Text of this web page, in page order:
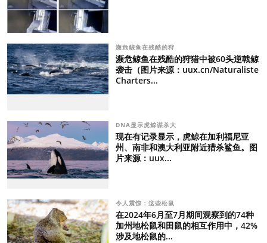
濒危鲸鱼在残酷的狩
濒危鲸鱼在残酷的狩猎中被60头逆戟鲸
袭击（图片来源：uux.cn/Naturaliste
Charters...
DNA显示虎鲸谋杀大
现在有记录显示，虎鲸在加利福尼亚
州、南非和澳大利亚附近猎杀鲨鱼。图
片来源：uux...
令人震惊：这些松鼠
在2024年6月至7月期间观察到的74种
加州地松鼠和田鼠的相互作用中，42%
涉及地松鼠的...